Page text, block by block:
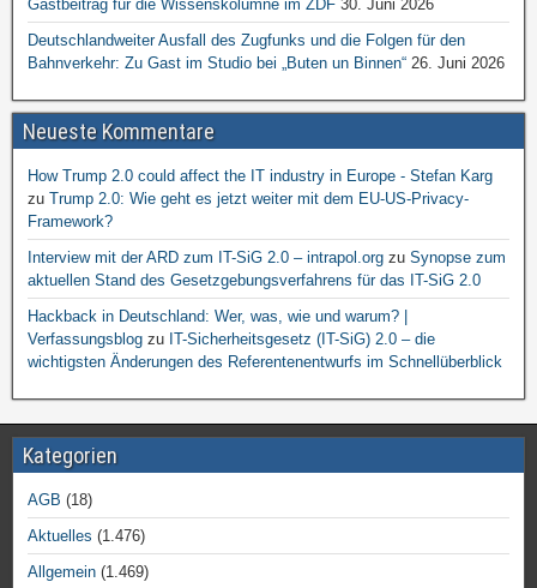
Gastbeitrag für die Wissenskolumne im ZDF 30. Juni 2026
Deutschlandweiter Ausfall des Zugfunks und die Folgen für den
Bahnverkehr: Zu Gast im Studio bei „Buten un Binnen“ 26. Juni 2026
Neueste Kommentare
How Trump 2.0 could affect the IT industry in Europe - Stefan Karg
zu Trump 2.0: Wie geht es jetzt weiter mit dem EU-US-Privacy-
Framework?
Interview mit der ARD zum IT-SiG 2.0 – intrapol.org zu Synopse zum
aktuellen Stand des Gesetzgebungsverfahrens für das IT-SiG 2.0
Hackback in Deutschland: Wer, was, wie und warum? |
Verfassungsblog zu IT-Sicherheitsgesetz (IT-SiG) 2.0 – die
wichtigsten Änderungen des Referentenentwurfs im Schnellüberblick
Kategorien
AGB (18)
Aktuelles (1.476)
Allgemein (1.469)